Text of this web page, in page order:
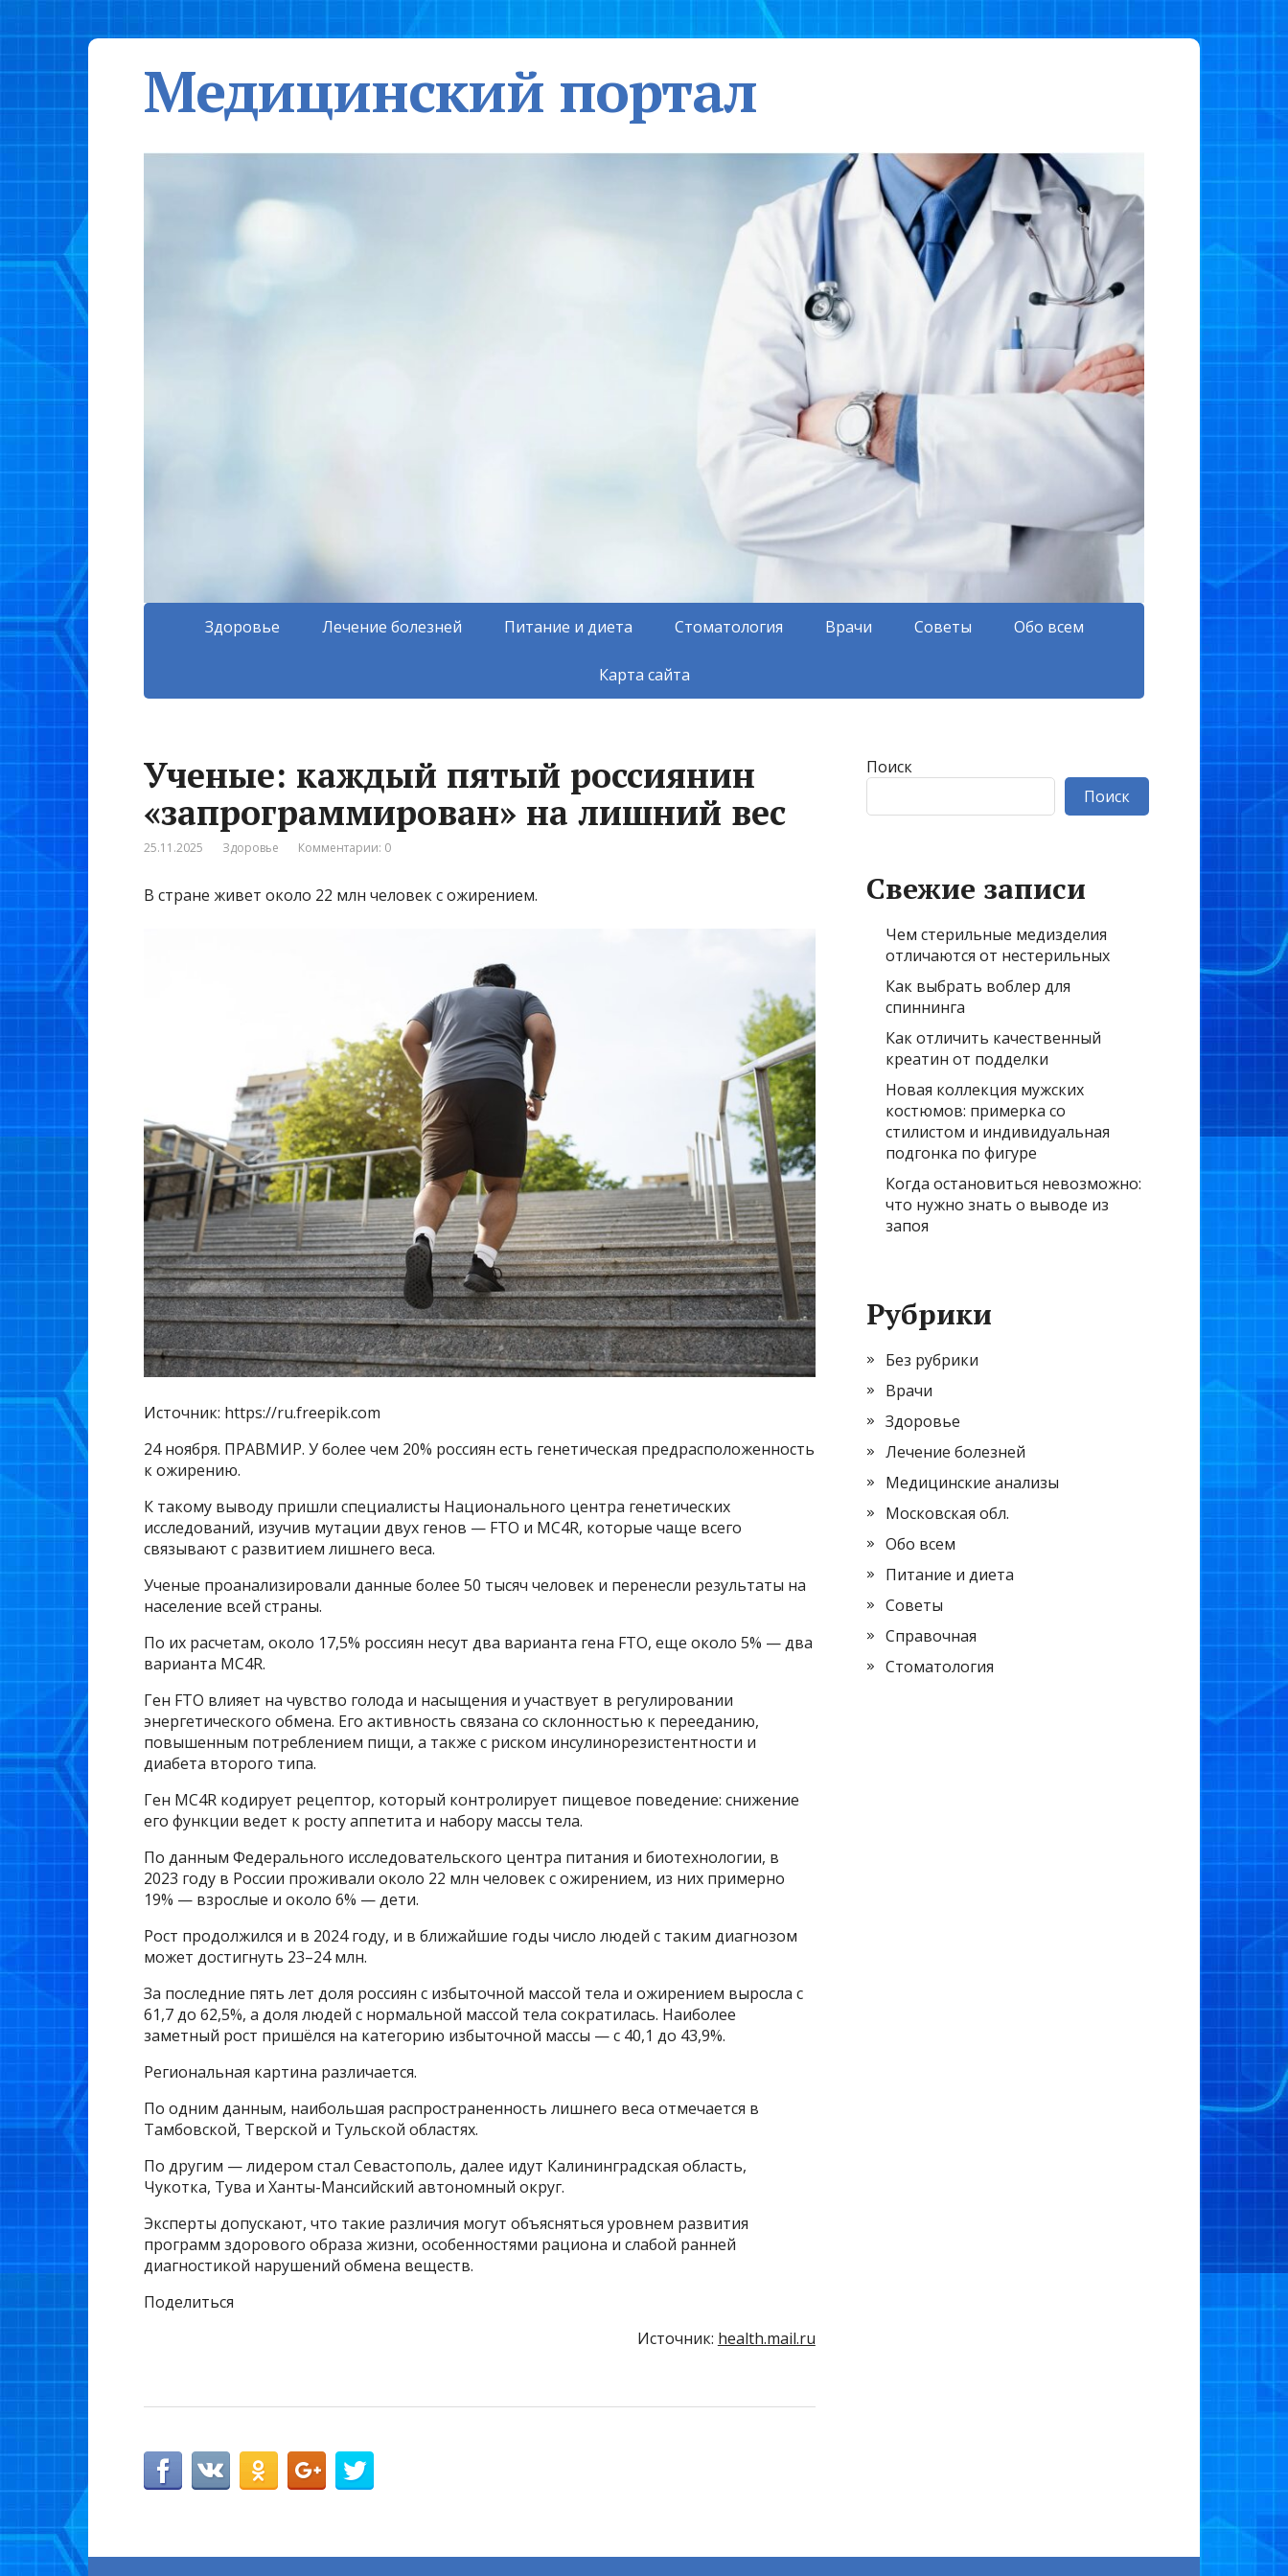
Медицинский портал
Здоровье Лечение болезней Питание и диета Стоматология Врачи Советы Обо всем
Карта сайта
Ученые: каждый пятый россиянин
«запрограммирован» на лишний вес
25.11.2025 Здоровье Комментарии: 0
В стране живет около 22 млн человек с ожирением.
Источник: https://ru.freepik.com
24 ноября. ПРАВМИР. У более чем 20% россиян есть генетическая предрасположенность
к ожирению.
К такому выводу пришли специалисты Национального центра генетических
исследований, изучив мутации двух генов — FTO и MC4R, которые чаще всего
связывают с развитием лишнего веса.
Ученые проанализировали данные более 50 тысяч человек и перенесли результаты на
население всей страны.
По их расчетам, около 17,5% россиян несут два варианта гена FTO, еще около 5% — два
варианта MC4R.
Ген FTO влияет на чувство голода и насыщения и участвует в регулировании
энергетического обмена. Его активность связана со склонностью к перееданию,
повышенным потреблением пищи, а также с риском инсулинорезистентности и
диабета второго типа.
Ген MC4R кодирует рецептор, который контролирует пищевое поведение: снижение
его функции ведет к росту аппетита и набору массы тела.
По данным Федерального исследовательского центра питания и биотехнологии, в
2023 году в России проживали около 22 млн человек с ожирением, из них примерно
19% — взрослые и около 6% — дети.
Рост продолжился и в 2024 году, и в ближайшие годы число людей с таким диагнозом
может достигнуть 23–24 млн.
За последние пять лет доля россиян с избыточной массой тела и ожирением выросла с
61,7 до 62,5%, а доля людей с нормальной массой тела сократилась. Наиболее
заметный рост пришёлся на категорию избыточной массы — с 40,1 до 43,9%.
Региональная картина различается.
По одним данным, наибольшая распространенность лишнего веса отмечается в
Тамбовской, Тверской и Тульской областях.
По другим — лидером стал Севастополь, далее идут Калининградская область,
Чукотка, Тува и Ханты-Мансийский автономный округ.
Эксперты допускают, что такие различия могут объясняться уровнем развития
программ здорового образа жизни, особенностями рациона и слабой ранней
диагностикой нарушений обмена веществ.
Поделиться
Источник: health.mail.ru
Поиск
Поиск
Свежие записи
Чем стерильные медизделия
отличаются от нестерильных
Как выбрать воблер для
спиннинга
Как отличить качественный
креатин от подделки
Новая коллекция мужских
костюмов: примерка со
стилистом и индивидуальная
подгонка по фигуре
Когда остановиться невозможно:
что нужно знать о выводе из
запоя
Рубрики
Без рубрики
Врачи
Здоровье
Лечение болезней
Медицинские анализы
Московская обл.
Обо всем
Питание и диета
Советы
Справочная
Стоматология